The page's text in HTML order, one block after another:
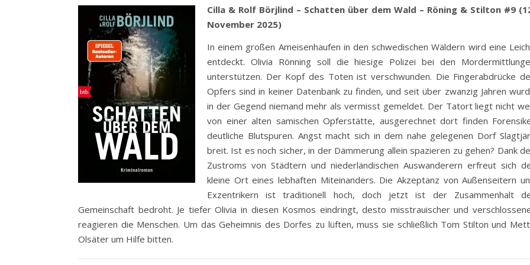
Cilla & Rolf Börjlind – Schatten über dem Wald – Röning & Stilton #9
November 2025)
In einem großen Ameisenhaufen in den schwedischen Wäldern wird eine
entdeckt. Olivia Rönning soll die hiesige Polizei bei den
unterstützen. Der Kopf des Toten ist verschwunden. Die Fingerabdrücke
Opfers sind in keiner Datenbank zu finden, und seit über zwanzig Jahren
in der Gegend niemand mehr als vermisst gemeldet. Der Tatort liegt nicht
von einer alten samischen Opferstätte, ausgerechnet dort finden
deutliche Blutspuren. Angst macht sich in dem nahe gelegenen Dorf
breit. Ist es noch sicher, in der Dämmerung allein spazieren zu gehen? Dank
Zustroms von Städtern und niederländischen Auswanderern erfreut sich
kleine Ort eines lebhaften Miteinanders. Die Akzeptanz von Außenseitern
Exzentrikern ist traditionell hoch, doch jetzt ist der Zusammenhalt
Gemeinschaft bedroht. Je tiefer Olivia in diesen Kosmos eindringt, desto misstrauischer und
reagieren die Menschen. Um das Geheimnis des Dorfes zu lüften, muss sie schließlich Tom Stilton und
Olsäter um Hilfe bitten.